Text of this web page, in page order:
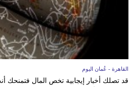
القاهرة - عُمان اليوم
قد تصلك أخبار إيجابية تخص المال فتمنحك